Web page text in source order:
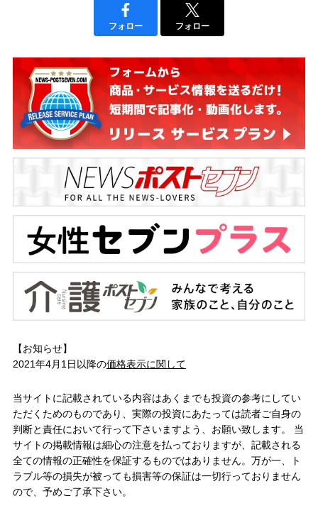
フォロー フォロー
【お知らせ】
2021年4月1日以降の価格表示に関して
当サイトに記載されている内容はあくまでも投資の参考にしてい
ただくためのものであり、実際の投資にあたっては読者ご自身の
判断と責任において行って下さいますよう、お願い致します。 当
サイトの掲載情報は細心の注意を払っておりますが、記載される
全ての情報の正確性を保証するものではありません。万が一、ト
ラブル等の損失が被っても損害等の保証は一切行っておりません
ので、予めご了承下さい。